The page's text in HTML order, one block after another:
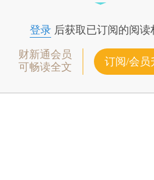
登录后获取已订阅的阅读
财新通会员
可畅读全文
订阅/会员